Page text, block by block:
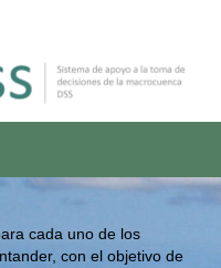
cada uno de los
con el objetivo de